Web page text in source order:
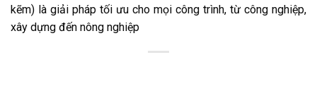
kẽm) là giải pháp tối ưu cho mọi công trình, từ công nghiệp,
xây dựng đến nông nghiệp